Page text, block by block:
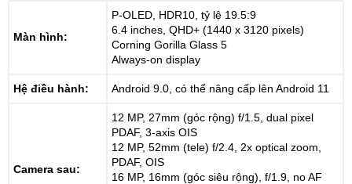
Màn hình:
P-OLED, HDR10, tỷ lệ 19.5:9
6.4 inches, QHD+ (1440 x 3120 pixels)
Corning Gorilla Glass 5
Always-on display
Hệ điều hành: Android 9.0, có thể nâng cấp lên Android 11
Camera sau:
12 MP, 27mm (góc rộng) f/1.5, dual pixel
PDAF, 3-axis OIS
12 MP, 52mm (tele) f/2.4, 2x optical zoom,
PDAF, OIS
16 MP, 16mm (góc siêu rộng), f/1.9, no AF